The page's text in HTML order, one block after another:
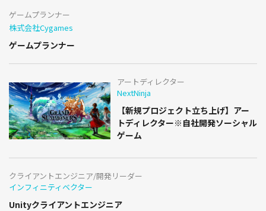
ゲームプランナー
株式会社Cygames
ゲームプランナー
アートディレクター
NextNinja
【新規プロジェクト立ち上げ】アー
トディレクター※自社開発ソーシャル
ゲーム
クライアントエンジニア/開発リーダー
インフィニティベクター
Unityクライアントエンジニア